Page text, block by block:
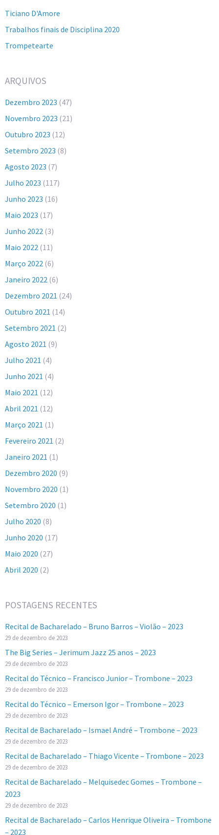
Ticiano D'Amore
Trabalhos finais de Disciplina 2020
Trompetearte
ARQUIVOS
Dezembro 2023 (47)
Novembro 2023 (21)
Outubro 2023 (12)
Setembro 2023 (8)
Agosto 2023 (7)
Julho 2023 (117)
Junho 2023 (16)
Maio 2023 (17)
Junho 2022 (3)
Maio 2022 (11)
Março 2022 (6)
Janeiro 2022 (6)
Dezembro 2021 (24)
Outubro 2021 (14)
Setembro 2021 (2)
Agosto 2021 (9)
Julho 2021 (4)
Junho 2021 (4)
Maio 2021 (12)
Abril 2021 (12)
Março 2021 (1)
Fevereiro 2021 (2)
Janeiro 2021 (1)
Dezembro 2020 (9)
Novembro 2020 (1)
Setembro 2020 (1)
Julho 2020 (8)
Junho 2020 (17)
Maio 2020 (27)
Abril 2020 (2)
POSTAGENS RECENTES
Recital de Bacharelado – Bruno Barros – Violão – 2023
29 de dezembro de 2023
The Big Series – Jerimum Jazz 25 anos – 2023
29 de dezembro de 2023
Recital do Técnico – Francisco Junior – Trombone – 2023
29 de dezembro de 2023
Recital do Técnico – Emerson Igor – Trombone – 2023
29 de dezembro de 2023
Recital de Bacharelado – Ismael André – Trombone – 2023
29 de dezembro de 2023
Recital de Bacharelado – Thiago Vicente – Trombone – 2023
29 de dezembro de 2023
Recital de Bacharelado – Melquisedec Gomes – Trombone –
2023
29 de dezembro de 2023
Recital de Bacharelado – Carlos Henrique Oliveira – Trombone
– 2023